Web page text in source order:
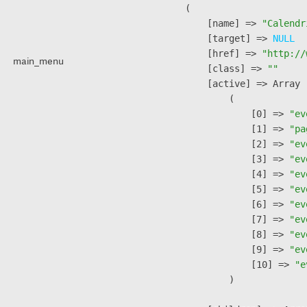
main_menu
        (
            [name] =>
            [target] =>
NULL
            [href] =>
"http://
            [class] =>
""
            [active] => Array
                (
                    [0] =>
                    [1] =>
                    [2] =>
                    [3] =>
                    [4] =>
                    [5] =>
                    [6] =>
                    [7] =>
                    [8] =>
                    [9] =>
                    [10] =>
                )